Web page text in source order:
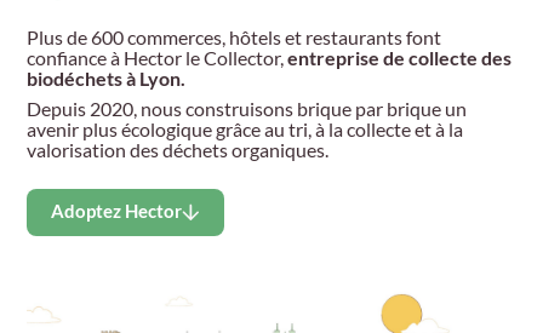
Plus de 600 commerces, hôtels et restaurants font
confiance à Hector le Collector,entreprise de collecte des
biodéchets à Lyon.
Depuis 2020, nous construisons brique par brique un
avenir plus écologique grâce au tri, à la collecte et à la
valorisation des déchets organiques.
Adoptez Hector